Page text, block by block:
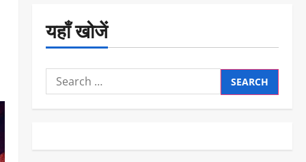
यहाँ खोजें
Search
for: